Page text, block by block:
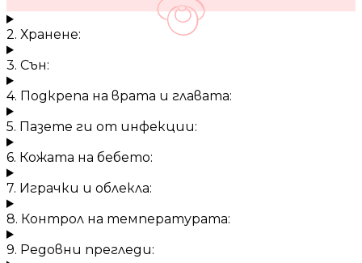
2. Хранене:
3. Сън:
4. Подкрепа на врата и главата:
5. Пазете ги от инфекции:
6. Кожата на бебето:
7. Играчки и облекла:
8. Контрол на температурата:
9. Редовни прегледи: